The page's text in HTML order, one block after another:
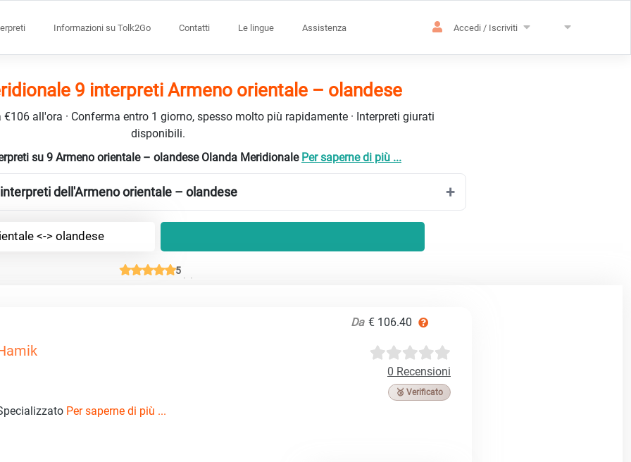
Informazioni su Tolk2Go Contatti Le lingue Assistenza Accedi / Iscriviti
9 interpreti Armeno orientale – olandese
all'ora · Conferma entro 1 giorno, spesso molto più rapidamente · Interpreti giurati
disponibili.
su 9 Armeno orientale – olandese Olanda Meridionale Per saperne di più ...
dell'Armeno orientale – olandese
<-> olandese
5
Da € 106.40
0 Recensioni
🥉 Verificato
Per saperne di più ...